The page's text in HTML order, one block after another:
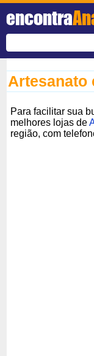
encontra
Artesanato
Para facilitar sua
melhores lojas de
região, com